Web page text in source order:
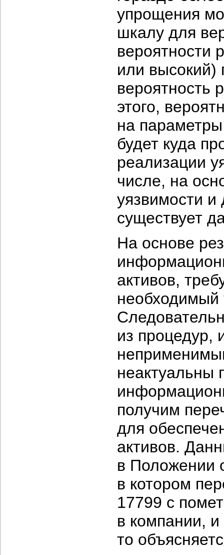
упрощения
шкалу для
вероятности
или высокий)
вероятность
этого,
на
будет куда
реализации
числе, на
уязвимости и
существует
На основе
активов,
необходимый
из процедур,
неактуальны
получим
для
активов.
в Положении
в котором
17799 с
в компании,
то